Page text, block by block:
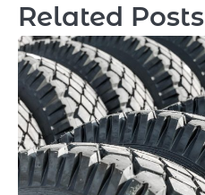
Related Posts